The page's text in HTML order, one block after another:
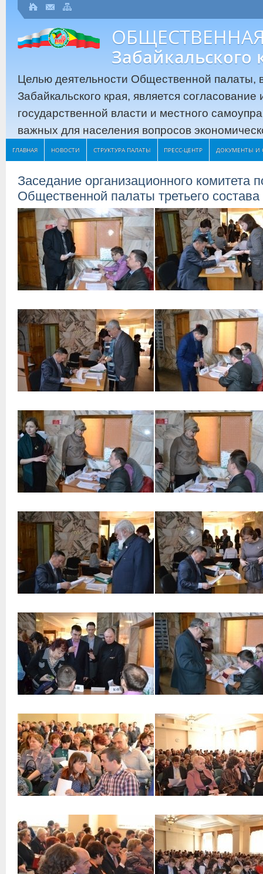
Забайкальского
Целью деятельности Общественной палаты,
Забайкальского края, является
государственной власти и местного
важных для населения вопросов
ГЛАВНАЯ НОВОСТИ СТРУКТУРА ПАЛАТЫ ПРЕСС-ЦЕНТР ДОКУМЕНТЫ И
Заседание организационного
Общественной палаты третьего состава